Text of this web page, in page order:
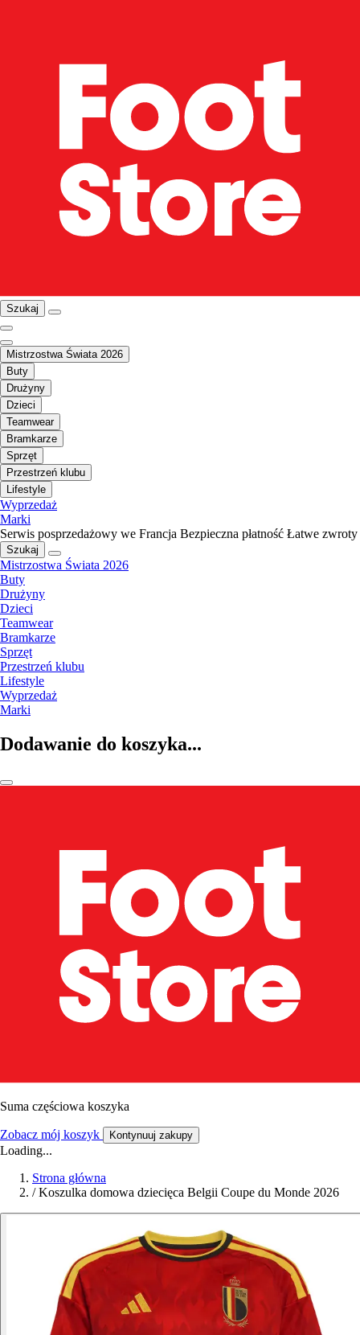
Szukaj
Mistrzostwa Świata 2026
Buty
Drużyny
Dzieci
Teamwear
Bramkarze
Sprzęt
Przestrzeń klubu
Lifestyle
Wyprzedaż
Marki
Serwis posprzedażowy we Francja Bezpieczna płatność Łatwe zwroty
Szukaj
Mistrzostwa Świata 2026
Buty
Drużyny
Dzieci
Teamwear
Bramkarze
Sprzęt
Przestrzeń klubu
Lifestyle
Wyprzedaż
Marki
Dodawanie do koszyka...
Suma częściowa koszyka
Zobacz mój koszyk Kontynuuj zakupy
Loading...
Strona główna
/ Koszulka domowa dziecięca Belgii Coupe du Monde 2026